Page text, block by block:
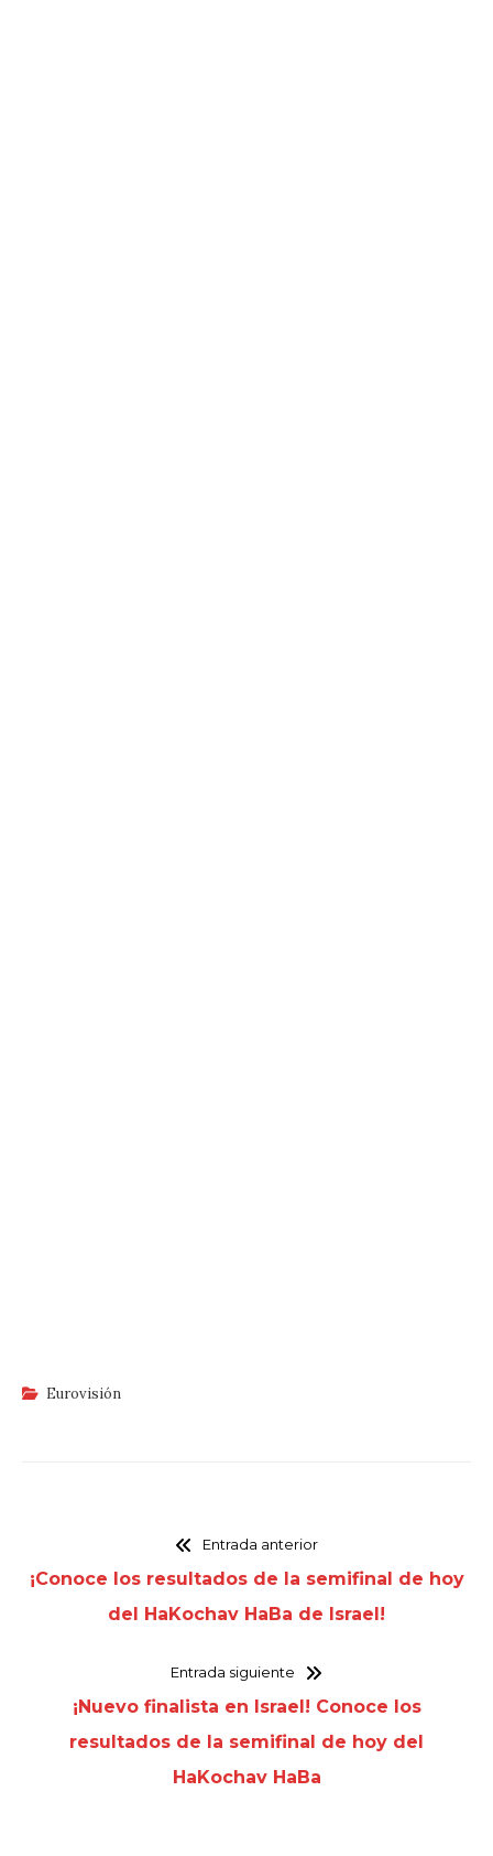
Eurovisión
Entrada anterior
¡Conoce los resultados de la semifinal de hoy
del HaKochav HaBa de Israel!
Entrada siguiente
¡Nuevo finalista en Israel! Conoce los
resultados de la semifinal de hoy del
HaKochav HaBa